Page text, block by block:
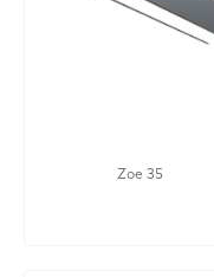
Zoe 35